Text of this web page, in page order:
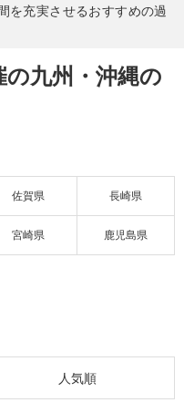
を充実させるおすすめの過
九州・沖縄の
佐賀県 長崎県
宮崎県 鹿児島県
人気順